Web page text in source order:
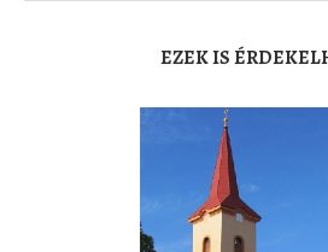
EZEK IS